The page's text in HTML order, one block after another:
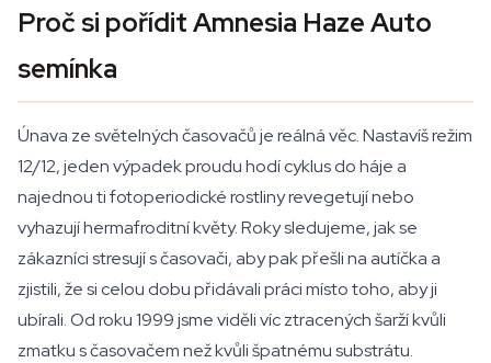
Proč si pořídit Amnesia Haze Auto
semínka
Únava ze světelných časovačů je reálná věc. Nastavíš režim
12/12, jeden výpadek proudu hodí cyklus do háje a
najednou ti fotoperiodické rostliny revegetují nebo
vyhazují hermafroditní květy. Roky sledujeme, jak se
zákazníci stresují s časovači, aby pak přešli na autíčka a
zjistili, že si celou dobu přidávali práci místo toho, aby ji
ubírali. Od roku 1999 jsme viděli víc ztracených šarží kvůli
zmatku s časovačem než kvůli špatnému substrátu.